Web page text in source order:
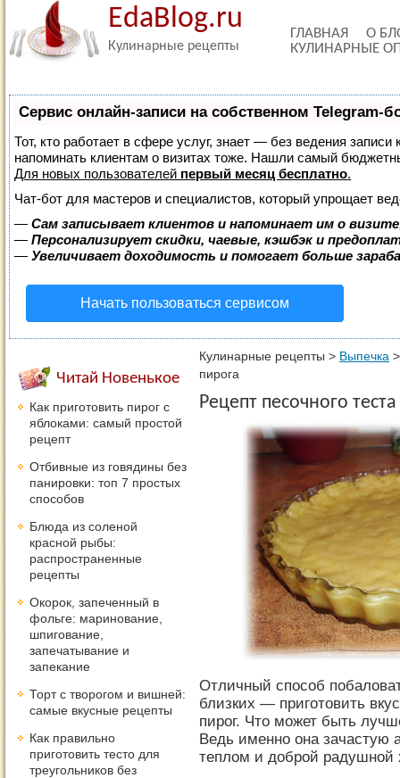
EdaBlog.ru
Кулинарные рецепты
ГЛАВНАЯ
О
КУЛИНАРНЫЕ
Сервис онлайн-записи на собственном Telegram-
Тот, кто работает в сфере услуг, знает — без ведения
напоминать клиентам о визитах тоже. Нашли самый
Для новых пользователей первый месяц бесплатно.
Чат-бот для мастеров и специалистов, который упрощает
— Сам записывает клиентов и напоминает им о
— Персонализирует скидки, чаевые, кэшбэк и
— Увеличивает доходимость и помогает больше
Начать пользоваться сервисом
Кулинарные рецепты > Выпечка
пирога
Рецепт песочного
Отличный способ
близких — приготовить
пирог. Что может быть
Ведь именно она
теплом и доброй радушной
Читай Новенькое
Как приготовить пирог с
яблоками: самый простой
рецепт
Отбивные из говядины без
панировки: топ 7 простых
способов
Блюда из соленой
красной рыбы:
распространенные
рецепты
Окорок, запеченный в
фольге: маринование,
шпигование,
запечатывание и
запекание
Торт с творогом и вишней:
самые вкусные рецепты
Как правильно
приготовить тесто для
треугольников без